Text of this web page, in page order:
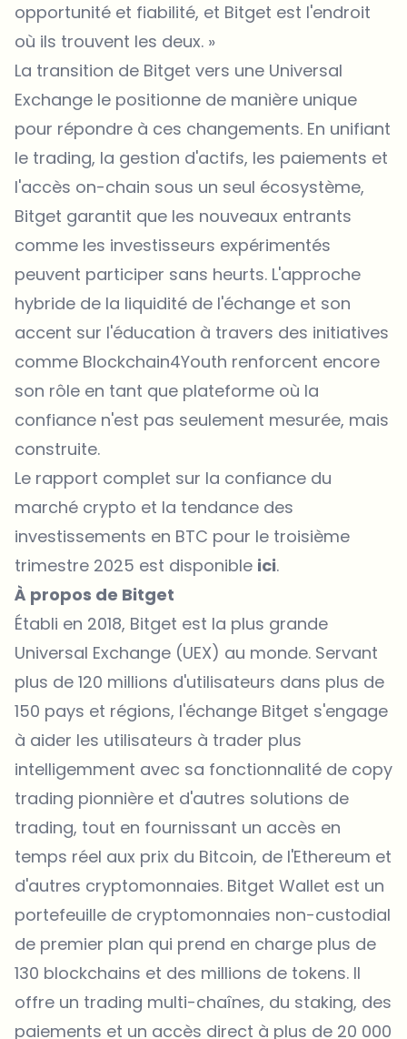
opportunité et fiabilité, et Bitget est l'endroit
où ils trouvent les deux. »
La transition de Bitget vers une Universal
Exchange le positionne de manière unique
pour répondre à ces changements. En unifiant
le trading, la gestion d'actifs, les paiements et
l'accès on-chain sous un seul écosystème,
Bitget garantit que les nouveaux entrants
comme les investisseurs expérimentés
peuvent participer sans heurts. L'approche
hybride de la liquidité de l'échange et son
accent sur l'éducation à travers des initiatives
comme Blockchain4Youth renforcent encore
son rôle en tant que plateforme où la
confiance n'est pas seulement mesurée, mais
construite.
Le rapport complet sur la confiance du
marché crypto et la tendance des
investissements en BTC pour le troisième
trimestre 2025 est disponible ici.
À propos de Bitget
Établi en 2018, Bitget est la plus grande
Universal Exchange (UEX) au monde. Servant
plus de 120 millions d'utilisateurs dans plus de
150 pays et régions, l'échange Bitget s'engage
à aider les utilisateurs à trader plus
intelligemment avec sa fonctionnalité de copy
trading pionnière et d'autres solutions de
trading, tout en fournissant un accès en
temps réel aux prix du Bitcoin, de l'Ethereum et
d'autres cryptomonnaies. Bitget Wallet est un
portefeuille de cryptomonnaies non-custodial
de premier plan qui prend en charge plus de
130 blockchains et des millions de tokens. Il
offre un trading multi-chaînes, du staking, des
paiements et un accès direct à plus de 20 000